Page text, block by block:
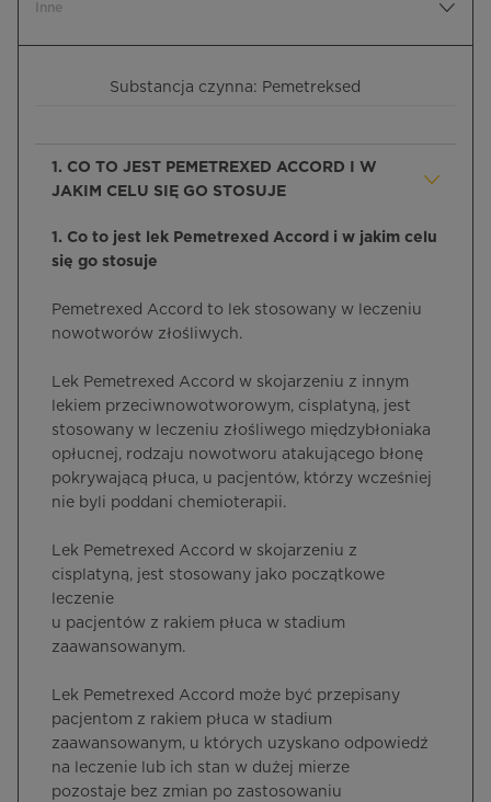
Inne
Substancja czynna: Pemetreksed
1. CO TO JEST PEMETREXED ACCORD I W
JAKIM CELU SIĘ GO STOSUJE
1. Co to jest lek Pemetrexed Accord i w jakim celu
się go stosuje
Pemetrexed Accord to lek stosowany w leczeniu
nowotworów złośliwych.
Lek Pemetrexed Accord w skojarzeniu z innym
lekiem przeciwnowotworowym, cisplatyną, jest
stosowany w leczeniu złośliwego międzybłoniaka
opłucnej, rodzaju nowotworu atakującego błonę
pokrywającą płuca, u pacjentów, którzy wcześniej
nie byli poddani chemioterapii.
Lek Pemetrexed Accord w skojarzeniu z
cisplatyną, jest stosowany jako początkowe
leczenie
u pacjentów z rakiem płuca w stadium
zaawansowanym.
Lek Pemetrexed Accord może być przepisany
pacjentom z rakiem płuca w stadium
zaawansowanym, u których uzyskano odpowiedź
na leczenie lub ich stan w dużej mierze
pozostaje bez zmian po zastosowaniu